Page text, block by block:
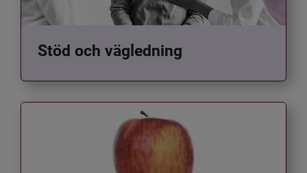
Stöd och vägledning